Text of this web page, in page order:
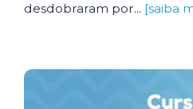
desdobraram por... [saiba